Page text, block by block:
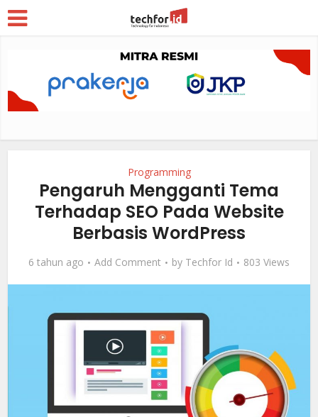
Programming
Pengaruh Mengganti Tema
Terhadap SEO Pada Website
Berbasis WordPress
6 tahun ago Add Comment by Techfor Id 803 Views